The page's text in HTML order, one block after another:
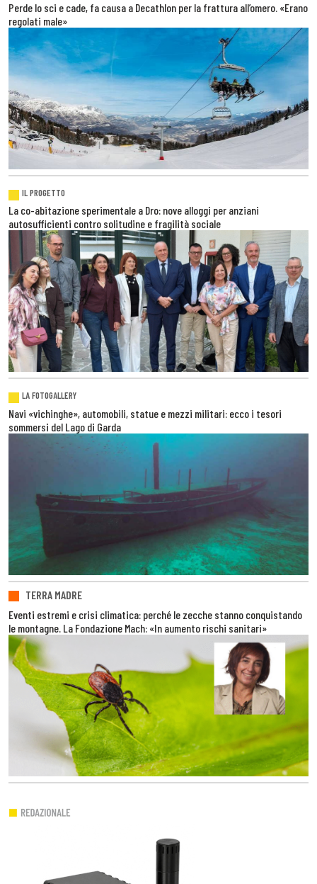
Perde lo sci e cade, fa causa a Decathlon per la frattura all’omero. «Erano
regolati male»
IL PROGETTO
La co-abitazione sperimentale a Dro: nove alloggi per anziani
autosufficienti contro solitudine e fragilità sociale
LA FOTOGALLERY
Navi «vichinghe», automobili, statue e mezzi militari: ecco i tesori
sommersi del Lago di Garda
TERRA MADRE
Eventi estremi e crisi climatica: perché le zecche stanno conquistando
le montagne. La Fondazione Mach: «In aumento rischi sanitari»